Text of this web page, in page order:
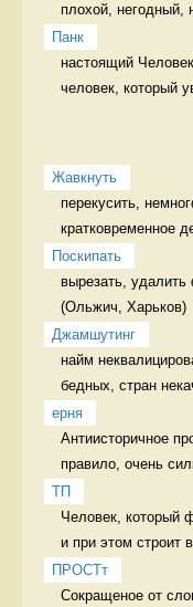
плохой, негодный,
Панк
настоящий
человек, который
Жавкнуть
перекусить,
кратковременное
Поскипать
вырезать, удалить
Джамшутинг
найм
бедных, стран
ерня
Антиисторичное
правило, очень
ТП
Человек, который
и при этом строит
ПРОСТт
Сокращеное от